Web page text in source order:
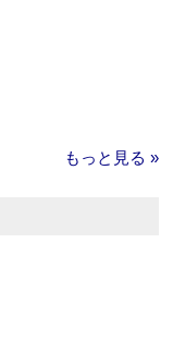
もっと見る »